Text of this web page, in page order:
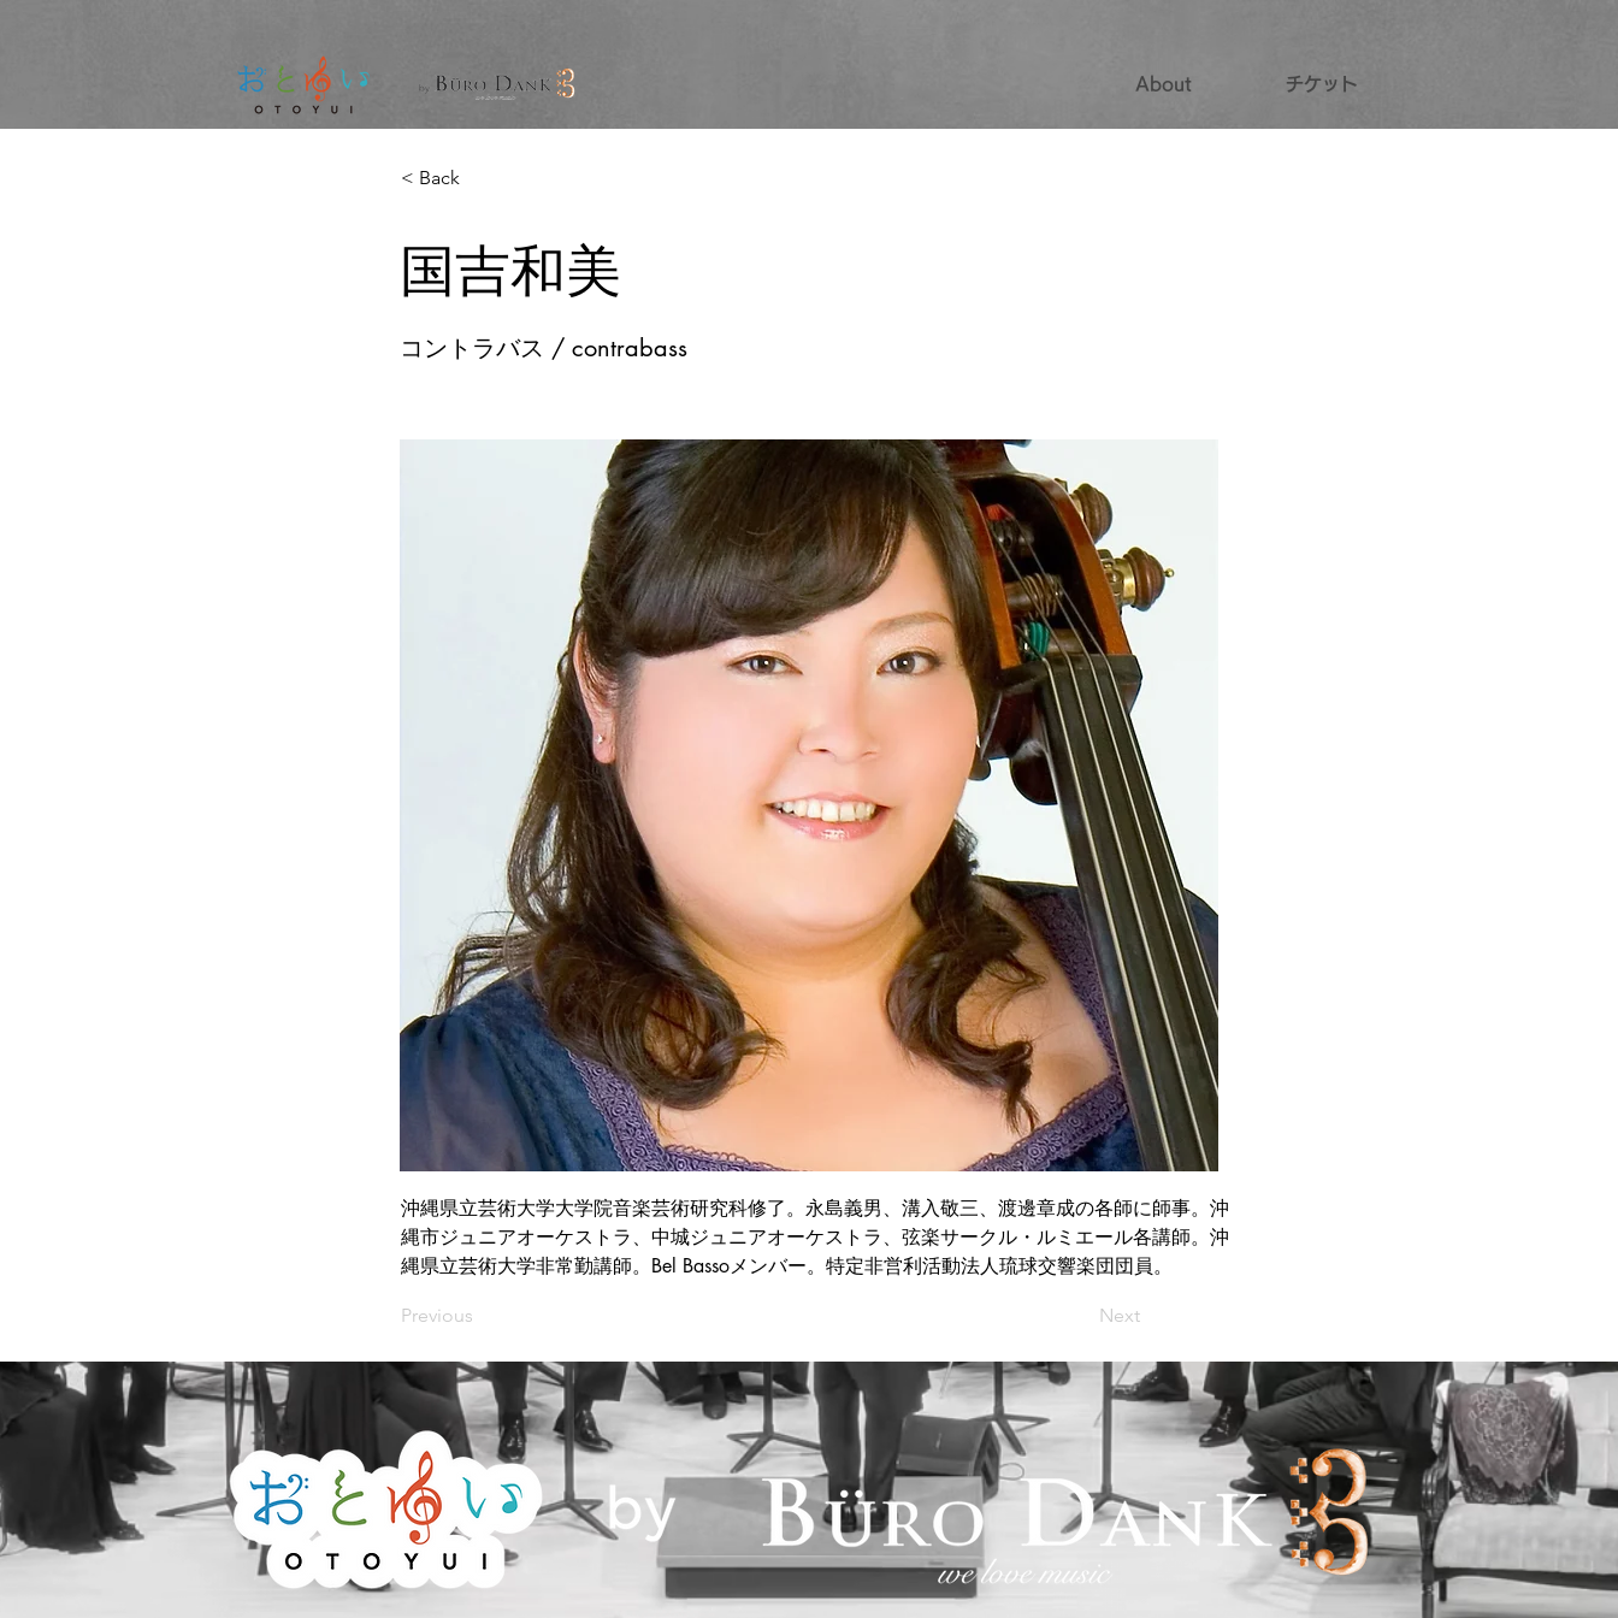
About チケット
< Back
国吉和美
コントラバス / contrabass
沖縄県立芸術大学大学院音楽芸術研究科修了。永島義男、溝入敬三、渡邊章成の各師に師事。沖
縄市ジュニアオーケストラ、中城ジュニアオーケストラ、弦楽サークル・ルミエール各講師。沖
縄県立芸術大学非常勤講師。Bel Bassoメンバー。特定非営利活動法人琉球交響楽団団員。
Previous Next